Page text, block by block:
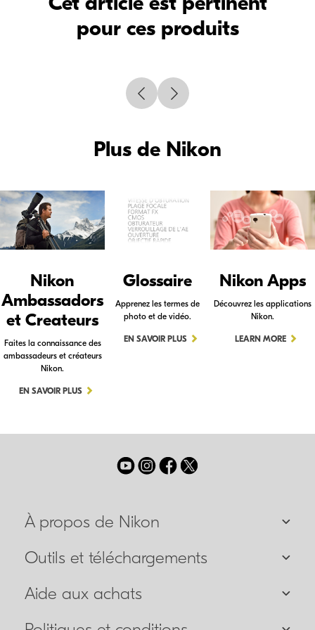
pour ces produits
Plus de Nikon
Nikon
Ambassadors
et Createurs
Faites la connaissance des
ambassadeurs et créateurs
Nikon.
EN SAVOIR PLUS
Glossaire
Apprenez les termes de
photo et de vidéo.
EN SAVOIR PLUS
Nikon Apps
Découvrez les applications
Nikon.
LEARN MORE
À propos de Nikon
Outils et téléchargements
Aide aux achats